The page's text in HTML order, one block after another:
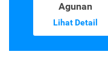
Agunan
Lihat Detail